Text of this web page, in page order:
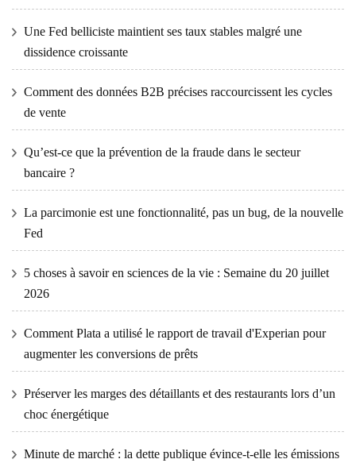
Une Fed belliciste maintient ses taux stables malgré une
dissidence croissante
Comment des données B2B précises raccourcissent les cycles
de vente
Qu’est-ce que la prévention de la fraude dans le secteur
bancaire ?
La parcimonie est une fonctionnalité, pas un bug, de la nouvelle
Fed
5 choses à savoir en sciences de la vie : Semaine du 20 juillet
2026
Comment Plata a utilisé le rapport de travail d'Experian pour
augmenter les conversions de prêts
Préserver les marges des détaillants et des restaurants lors d’un
choc énergétique
Minute de marché : la dette publique évince-t-elle les émissions